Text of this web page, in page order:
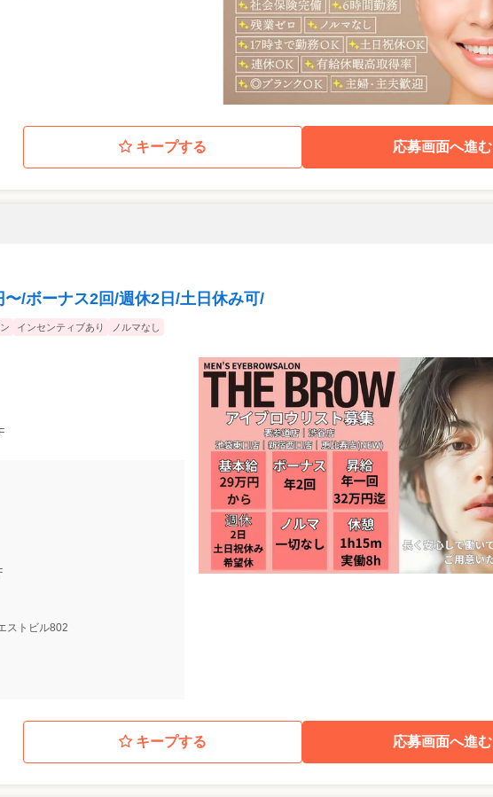
キープする 応募画面へ進む
/ボーナス2回/週休2日/土日休み可/
インセンティブあり ノルマなし
ストビル802
キープする 応募画面へ進む